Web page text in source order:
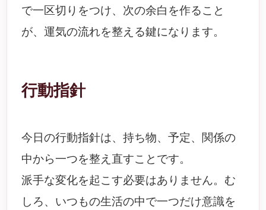
で一区切りをつけ、次の余白を作ること
が、運気の流れを整える鍵になります。
行動指針
今日の行動指針は、持ち物、予定、関係の
中から一つを整え直すことです。
派手な変化を起こす必要はありません。む
しろ、いつもの生活の中で一つだけ意識を